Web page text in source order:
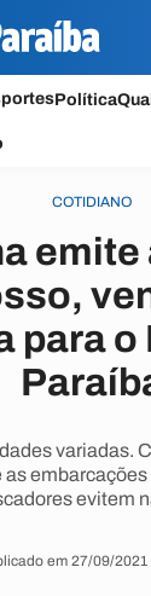
Política
COTIDIANO
emite
para o
variadas.
evitem
em 27/09/2021